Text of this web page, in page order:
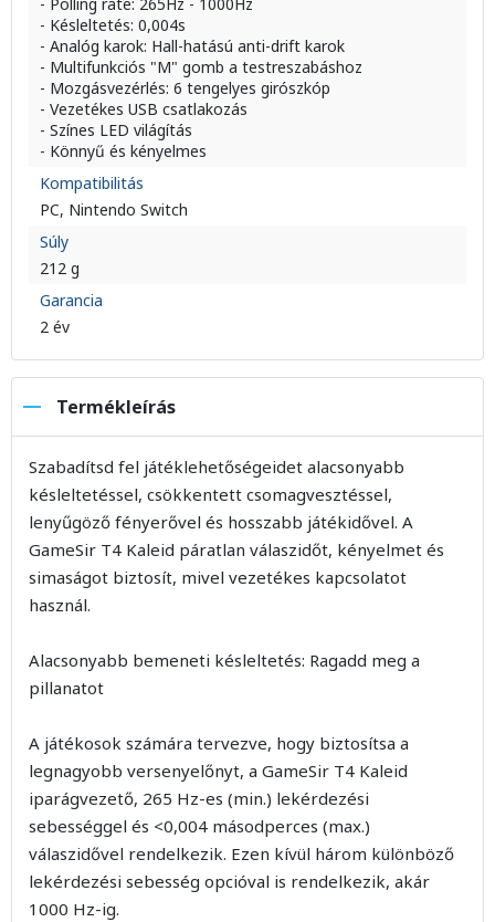
- Késleltetés: 0,004s
- Analóg karok: Hall-hatású anti-drift karok
- Multifunkciós "M" gomb a testreszabáshoz
- Mozgásvezérlés: 6 tengelyes girószkóp
- Vezetékes USB csatlakozás
- Színes LED világítás
- Könnyű és kényelmes
Kompatibilitás
PC, Nintendo Switch
Súly
212 g
Garancia
2 év
Termékleírás
Szabadítsd fel játéklehetőségeidet alacsonyabb
késleltetéssel, csökkentett csomagvesztéssel,
lenyűgöző fényerővel és hosszabb játékidővel. A
GameSir T4 Kaleid páratlan válaszidőt, kényelmet és
simaságot biztosít, mivel vezetékes kapcsolatot
használ.
Alacsonyabb bemeneti késleltetés: Ragadd meg a
pillanatot
A játékosok számára tervezve, hogy biztosítsa a
legnagyobb versenyelőnyt, a GameSir T4 Kaleid
iparágvezető, 265 Hz-es (min.) lekérdezési
sebességgel és <0,004 másodperces (max.)
válaszidővel rendelkezik. Ezen kívül három különböző
lekérdezési sebesség opcióval is rendelkezik, akár
1000 Hz-ig.